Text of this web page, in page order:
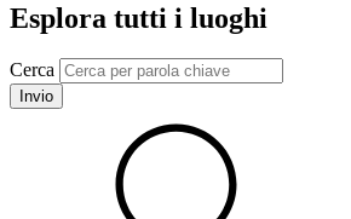
Esplora tutti i luoghi
Cerca
Invio